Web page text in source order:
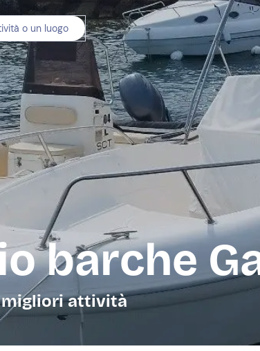
o un luogo
Non sai cosa
regalare?
Gift Card Freedome
Un regalo digitale che
scegliere esperienze
outdoor in tutta Italia.
Regala una Gift Card
barche
migliori attività